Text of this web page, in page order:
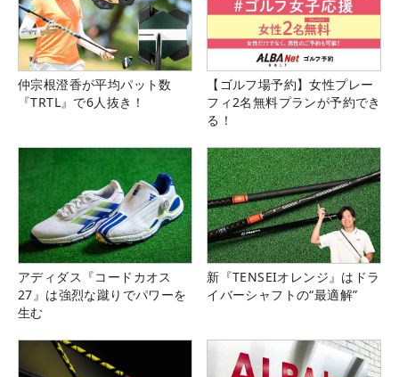
仲宗根澄香が平均パット数
『TRTL』で6人抜き！
【ゴルフ場予約】女性プレー
フィ2名無料プランが予約でき
る！
アディダス『コードカオス
27』は強烈な蹴りでパワーを
生む
新『TENSEIオレンジ』はドラ
イバーシャフトの“最適解”